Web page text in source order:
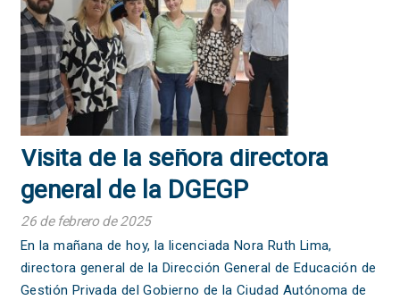
Visita de la señora directora
general de la DGEGP
26 de febrero de 2025
En la mañana de hoy, la licenciada Nora Ruth Lima,
directora general de la Dirección General de Educación de
Gestión Privada del Gobierno de la Ciudad Autónoma de